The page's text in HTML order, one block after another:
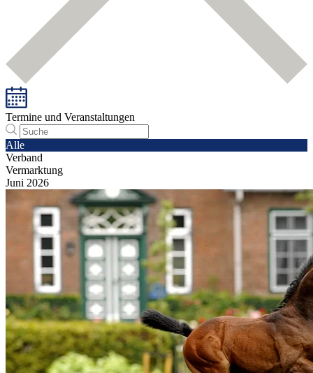
Termine und Veranstaltungen
Alle
Verband
Vermarktung
Juni 2026